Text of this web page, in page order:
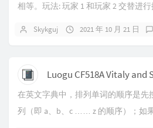
相等。玩法: 玩家 1 和玩家 2 交替进
Skykguj 2021 年 10 月 21 日
Luogu CF518A Vitaly and
在英文字典中，排列单词的顺序是先
列（即 a、b、c …… z 的顺序）；如